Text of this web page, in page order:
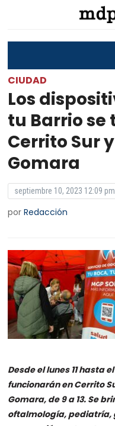
CIUDAD
Los
tu Barrio
Cerrito Sur
Gomara
septiembre 10, 2023 12:09 pm
porRedacción
Desde el lunes 11 hasta
funcionarán en Cerrito
Gomara, de 9 a 13. Se
oftalmología, pediatría,